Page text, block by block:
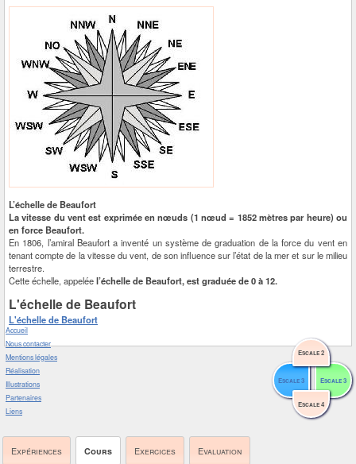
Expériences Cours Exercices Evaluation
Accueil
Nous contacter
Mentions légales
Réalisation
Illustrations
Partenaires
Liens
L’échelle de Beaufort
La vitesse du vent est exprimée en nœuds (1 nœud = 1852 mètres par heure) ou
en force Beaufort.
En 1806, l’amiral Beaufort a inventé un système de graduation de la force du vent en
tenant compte de la vitesse du vent, de son influence sur l’état de la mer et sur le milieu
terrestre.
Cette échelle, appeléel’échelle de Beaufort, est graduée de 0 à 12.
L'échelle de Beaufort
L'échelle de Beaufort
Escale 3
Escale 3
Escale 4
Escale 2